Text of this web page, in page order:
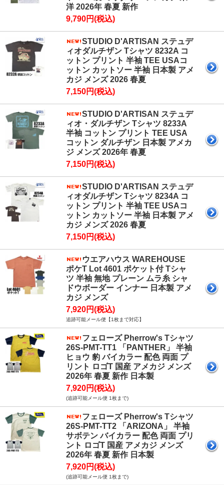
洋 2026年 春夏 新作
9,790円(税込)
STUDIO D'ARTISAN ステュデ
ィオダルチザン Tシャツ 8232A コ
ットン プリント 半袖 TEE USAコ
ットン カットソー 半袖 日本製 アメ
カジ メンズ 2026 春夏
7,150円(税込)
STUDIO D'ARTISAN ステュデ
ィオ・ダルチザン Tシャツ 8233A
半袖 コットン プリント TEE USA
コットン ダルチザン 日本製 アメカ
ジ メンズ 2026年 春夏
7,150円(税込)
STUDIO D'ARTISAN ステュデ
ィオダルチザン Tシャツ 8234A コ
ットン プリント 半袖 TEE USAコ
ットン カットソー 半袖 日本製 アメ
カジ メンズ 2026 春夏
7,150円(税込)
ウエアハウス WAREHOUSE
ポケT Lot 4601 ポケット付 Tシャ
ツ 半袖 無地 プレーン ムラ糸 シャ
ドウボーダー インナー 日本製 アメ
カジ メンズ
7,920円(税込)
追跡可能メール便【1枚まで対応】
フェローズ Pherrow's Tシャツ
26S-PMT-TT1 「PANTHER」 半袖
ヒョウ 豹 バイカラー 配色 両面 プ
リント ロゴT 国産 アメカジ メンズ
2026年 春夏 新作 日本製
7,920円(税込)
(追跡可能メール便 1枚まで)
フェローズ Pherrow's Tシャツ
26S-PMT-TT2 「ARIZONA」 半袖
サボテン バイカラー 配色 両面 プリ
ント ロゴT 国産 アメカジ メンズ
2026年 春夏 新作 日本製
7,920円(税込)
(追跡可能メール便 1枚まで)